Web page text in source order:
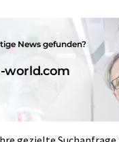
News gefunden?
world.com